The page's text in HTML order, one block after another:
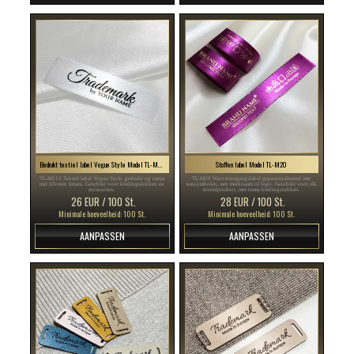
Bedrukt textiel label Vogue Style Model TL-M111
TL-M111 Textiel label Vogue Style, gedrukt op satijn
met zilveren letters. Geschikt voor kledingstukken en
accessoires.
26 EUR / 100 St.
Minimale hoeveelheid: 100 St.
AANPASSEN
Stoffen label Model TL-M20
TL-M20 Wasverzorgingslabel gepersonaliseerd met
wassymbolen, een merknaam of logo. Geschikt voor elk
textielproduct, met name kledingstukken.
28 EUR / 100 St.
Minimale hoeveelheid: 100 St.
AANPASSEN